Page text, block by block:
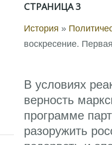
СТРАНИЦА 3
История »
воскресение.
В условиях
верность
программе
разоружить